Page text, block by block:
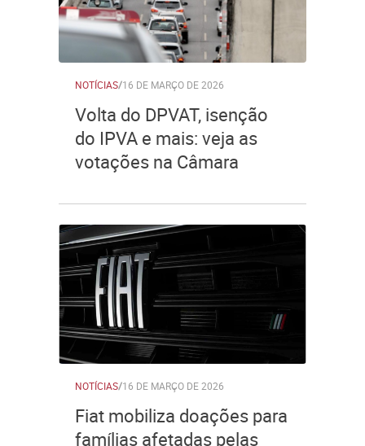
NOTÍCIAS/16 DE MARÇO DE 2026
Volta do DPVAT, isenção
do IPVA e mais: veja as
votações na Câmara
NOTÍCIAS/16 DE MARÇO DE 2026
Fiat mobiliza doações para
famílias afetadas pelas